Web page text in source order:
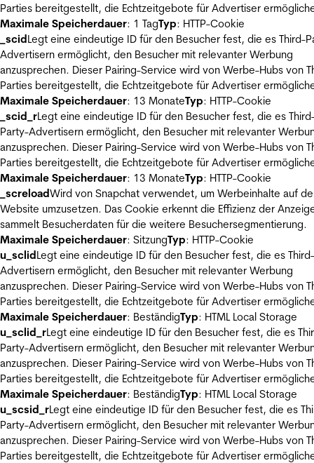
Parties bereitgestellt, die Echtzeitgebote für Advertiser
Maximale Speicherdauer: 1 TagTyp: HTTP-Cookie
_scidLegt eine eindeutige ID für den Besucher fest, die es Third-
Advertisern ermöglicht, den Besucher mit relevanter Werbung
anzusprechen. Dieser Pairing-Service wird von Werbe-Hubs von
Parties bereitgestellt, die Echtzeitgebote für Advertiser
Maximale Speicherdauer: 13 MonateTyp: HTTP-Cookie
_scid_rLegt eine eindeutige ID für den Besucher fest, die es
Party-Advertisern ermöglicht, den Besucher mit relevanter
anzusprechen. Dieser Pairing-Service wird von Werbe-Hubs von
Parties bereitgestellt, die Echtzeitgebote für Advertiser
Maximale Speicherdauer: 13 MonateTyp: HTTP-Cookie
_screloadWird von Snapchat verwendet, um Werbeinhalte auf
Website umzusetzen. Das Cookie erkennt die Effizienz der
sammelt Besucherdaten für die weitere Besuchersegmentierung.
Maximale Speicherdauer: SitzungTyp: HTTP-Cookie
u_sclidLegt eine eindeutige ID für den Besucher fest, die es
Advertisern ermöglicht, den Besucher mit relevanter Werbung
anzusprechen. Dieser Pairing-Service wird von Werbe-Hubs von
Parties bereitgestellt, die Echtzeitgebote für Advertiser
Maximale Speicherdauer: BeständigTyp: HTML Local Storage
u_sclid_rLegt eine eindeutige ID für den Besucher fest, die es
Party-Advertisern ermöglicht, den Besucher mit relevanter
anzusprechen. Dieser Pairing-Service wird von Werbe-Hubs von
Parties bereitgestellt, die Echtzeitgebote für Advertiser
Maximale Speicherdauer: BeständigTyp: HTML Local Storage
u_scsid_rLegt eine eindeutige ID für den Besucher fest, die es
Party-Advertisern ermöglicht, den Besucher mit relevanter
anzusprechen. Dieser Pairing-Service wird von Werbe-Hubs von
Parties bereitgestellt, die Echtzeitgebote für Advertiser